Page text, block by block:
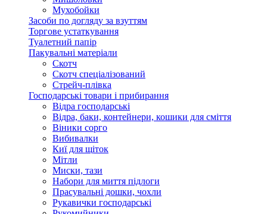
Мухобойки
Засоби по догляду за взуттям
Торгове устаткування
Туалетний папір
Пакувальні матеріали
Скотч
Скотч спеціалізований
Стрейч-плівка
Господарські товари і прибирання
Відра господарські
Відра, баки, контейнери, кошики для сміття
Віники сорго
Вибивалки
Киї для щіток
Мітли
Миски, тази
Набори для миття підлоги
Прасувальні дошки, чохли
Рукавички господарські